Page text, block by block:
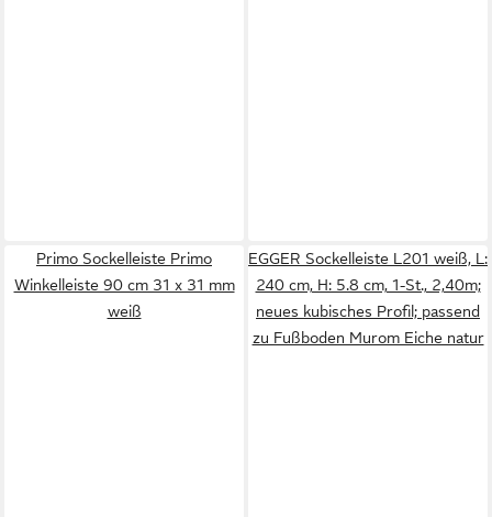
Primo Sockelleiste Primo
Winkelleiste 90 cm 31 x 31 mm
weiß
EGGER Sockelleiste L201 weiß, L:
240 cm, H: 5.8 cm, 1-St., 2,40m;
neues kubisches Profil; passend
zu Fußboden Murom Eiche natur